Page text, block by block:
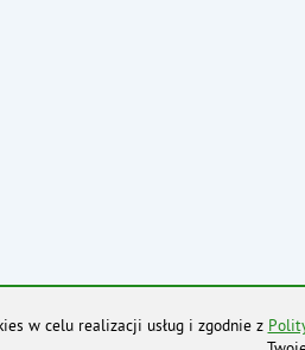
w celu realizacji usług i zgodnie z